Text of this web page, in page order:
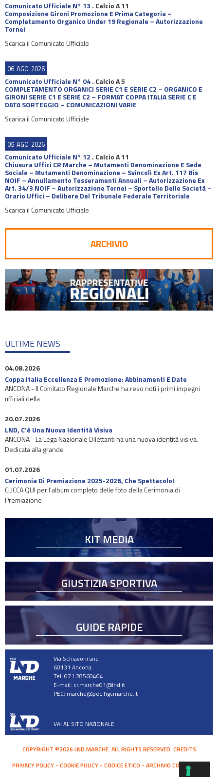
Comunicato Ufficiale N° 13 . Calcio A 11
Composizione Gironi Promozione E Prima Categoria –
Completamento Organico Under 19 Regionale – Autorizzazione
Tornei
Scarica il Comunicato Ufficiale
06 AGO 2026
Comunicato Ufficiale N° 04. Calcio A 5
COMPLETAMENTO ORGANICI SERIE C1 E SERIE C2 – ORGANICO E
GIRONI SERIE C1 E SERIE C2 – FORMAT COPPA ITALIA SERIE C E
DATA SORTEGGIO – COMUNICAZIONI VARIE
Scarica il Comunicato Ufficiale
05 AGO 2026
Comunicato Ufficiale N° 12 . Calcio A 11
Chiusura Uffici CR Marche – Mutamenti Denominazione E Sede
Sociale – Mutamenti Denominazione – Svincoli Ex Art. 117 Bis
NOIF – Annullamento Tesseramenti Annuali – Autorizzazione Ex
Art. 34/3 NOIF – Autorizzazione Tornei – Sportello Delle Società –
Orario Uffici – Delibere Del Tribunale Federale Territoriale
Scarica il Comunicato Ufficiale
ARCHIVIO
ULTIME NEWS
04.08.2026
Coppa Italia Eccellenza E Promozione: Abbinamenti E Date
ANCONA - Il Comitato Regionale Marche ha reso noti i primi impegni
ufficiali della
20.07.2026
LND, C’è Una Nuova Identità Visiva
ANCONA - La Lega Nazionale Dilettanti ha una nuova identità visiva.
Dedicata alla grande
01.07.2026
Cerimonia Di Premiazione 2025-2026, Che Spettacolo!
CLICCA QUI per l'album completo delle foto della Cerimonia di
Premiazione
KIT MEDIA
GIUSTIZIA SPORTIVA
GUIDE RAPIDE
Via Schiavoni snc
60131 Ancona
Tel. 071 28560404
E-mail: cr.marche01@lnd.it
PEC: marche@pec.figcmarche.it
VAI AL SITO NAZIONALE
COPYRIGHT ©2026 LND MARCHE. ALL RIGHTS RESERVED. CREDITS
PRIVACY POLICY
COOKIE POLICY CODICE ETICO ARCHIVIO COMUNICATI